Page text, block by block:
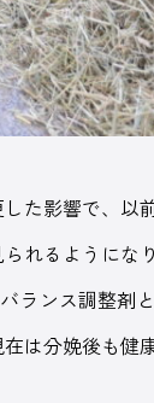
た影響で、以
れるようにな
ランス調整剤
は分娩後も健